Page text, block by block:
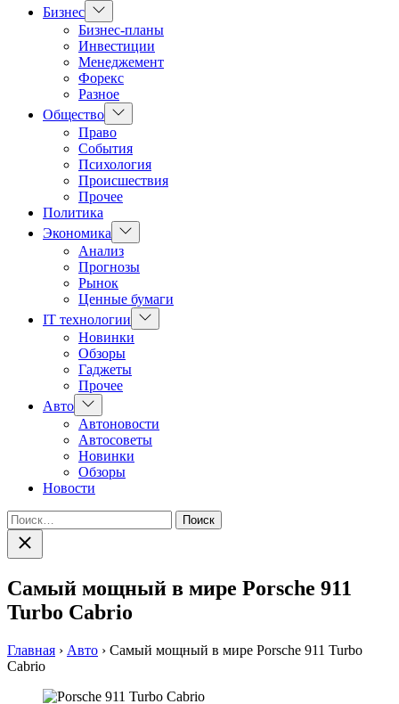
Бизнес Показать
подменю
Бизнес-планы
Инвестиции
Менеджемент
Форекс
Разное
Общество Показать
подменю
Право
События
Психология
Происшествия
Прочее
Политика
Экономика
Показать
подменю
Анализ
Прогнозы
Рынок
Ценные бумаги
IT технологии
Показать
подменю
Новинки
Обзоры
Гаджеты
Прочее
Авто Показать
подменю
Автоновости
Автосоветы
Новинки
Обзоры
Новости
Найти:
Закрыть
поиск
Самый мощный в мире Porsche 911
Turbo Cabrio
Главная › Авто › Самый мощный в мире Porsche 911 Turbo
Cabrio